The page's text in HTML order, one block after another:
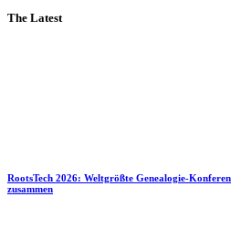
The Latest
RootsTech 2026: Weltgrößte Genealogie-
zusammen